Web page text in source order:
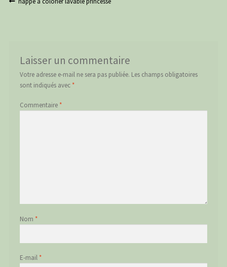
Laisser un commentaire
Votre adresse e-mail ne sera pas publiée. Les champs obligatoires
sont indiqués avec *
Commentaire *
Nom *
E-mail *